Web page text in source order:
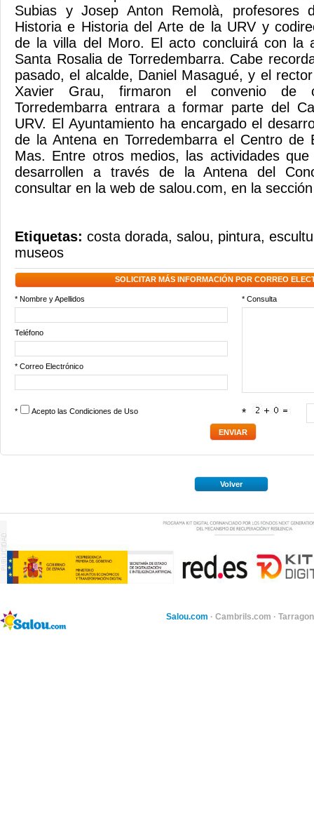
Subias y Josep Anton Remolà, profesores
Historia e Historia del Arte de la URV y
de la villa del Moro. El acto concluirá con la
Santa Rosalia de Torredembarra. Cabe
pasado, el alcalde, Daniel Masagué, y el
Xavier Grau, firmaron el convenio de
Torredembarra entrara a formar parte del
URV. El Ayuntamiento ha encargado el
de la Antena en Torredembarra el Centro de
Mas. Entre otros medios, las actividades
desarrollen a través de la Antena del
consultar en la web de salou.com, en la
Etiquetas: costa dorada, salou, pintura,
museos
SOLICITAR MÁS INFORMACIÓN POR CORREO
* Nombre y Apellidos * Consulta
Teléfono
* Correo Electrónico
* Acepto las Condiciones de Uso *
Volver
Salou.com · Cambrils.com ·